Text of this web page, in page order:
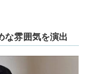
な雰囲気を演出